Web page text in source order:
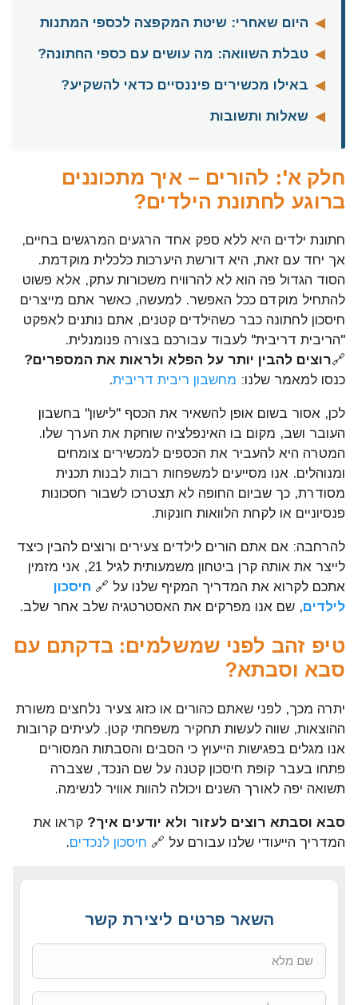
◀ היום שאחרי: שיטת המקפצה לכספי המתנות
◀ טבלת השוואה: מה עושים עם כספי החתונה?
◀ באילו מכשירים פיננסיים כדאי להשקיע?
◀ שאלות ותשובות
חלק א': להורים – איך מתכוננים
ברוגע לחתונת הילדים?
חתונת ילדים היא ללא ספק אחד הרגעים המרגשים בחיים,
אך יחד עם זאת, היא דורשת היערכות כלכלית מוקדמת.
הסוד הגדול פה הוא לא להרוויח משכורות עתק, אלא פשוט
להתחיל מוקדם ככל האפשר. למעשה, כאשר אתם מייצרים
חיסכון לחתונה כבר כשהילדים קטנים, אתם נותנים לאפקט
"הריבית דריבית" לעבוד עבורכם בצורה פנומנלית.
🔗רוצים להבין יותר על הפלא ולראות את המספרים?
כנסו למאמר שלנו: מחשבון ריבית דריבית.
לכן, אסור בשום אופן להשאיר את הכסף "לישון" בחשבון
העובר ושב, מקום בו האינפלציה שוחקת את הערך שלו.
המטרה היא להעביר את הכספים למכשירים צומחים
ומנוהלים. אנו מסייעים למשפחות רבות לבנות תכנית
מסודרת, כך שביום החופה לא תצטרכו לשבור חסכונות
פנסיוניים או לקחת הלוואות חונקות.
להרחבה: אם אתם הורים לילדים צעירים ורוצים להבין כיצד
לייצר את אותה קרן ביטחון משמעותית לגיל 21, אני מזמין
אתכם לקרוא את המדריך המקיף שלנו על 🔗 חיסכון
לילדים, שם אנו מפרקים את האסטרטגיה שלב אחר שלב.
טיפ זהב לפני שמשלמים: בדקתם עם
סבא וסבתא?
יתרה מכך, לפני שאתם כהורים או כזוג צעיר נלחצים משורת
ההוצאות, שווה לעשות תחקיר משפחתי קטן. לעיתים קרובות
אנו מגלים בפגישות הייעוץ כי הסבים והסבתות המסורים
פתחו בעבר קופת חיסכון קטנה על שם הנכד, שצברה
תשואה יפה לאורך השנים ויכולה להוות אוויר לנשימה.
סבא וסבתא רוצים לעזור ולא יודעים איך? קראו את
המדריך הייעודי שלנו עבורם על 🔗 חיסכון לנכדים.
השאר פרטים ליצירת קשר